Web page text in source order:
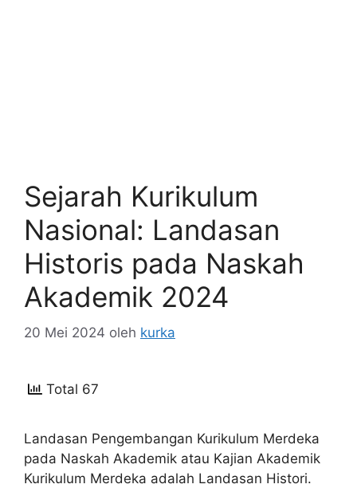
Sejarah Kurikulum
Nasional: Landasan
Historis pada Naskah
Akademik 2024
20 Mei 2024 oleh kurka
Total 67
Landasan Pengembangan Kurikulum Merdeka
pada Naskah Akademik atau Kajian Akademik
Kurikulum Merdeka adalah Landasan Histori.